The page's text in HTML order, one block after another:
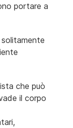
portare a
che può
il corpo